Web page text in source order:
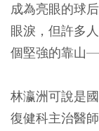
成為亮眼的球
眼淚，但許多
個堅強的靠山
林瀛洲可說是
復健科主治醫